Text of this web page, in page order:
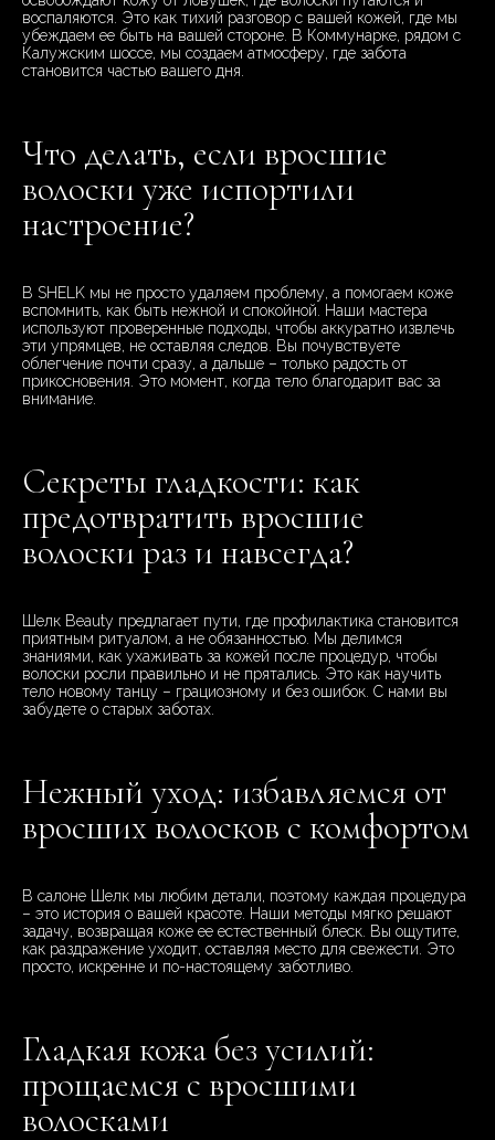
воспаляются. Это как тихий разговор с вашей кожей, где мы
убеждаем ее быть на вашей стороне. В Коммунарке, рядом с
Калужским шоссе, мы создаем атмосферу, где забота
становится частью вашего дня.
Что делать, если вросшие
волоски уже испортили
настроение?
В SHELK мы не просто удаляем проблему, а помогаем коже
вспомнить, как быть нежной и спокойной. Наши мастера
используют проверенные подходы, чтобы аккуратно извлечь
эти упрямцев, не оставляя следов. Вы почувствуете
облегчение почти сразу, а дальше – только радость от
прикосновения. Это момент, когда тело благодарит вас за
внимание.
Секреты гладкости: как
предотвратить вросшие
волоски раз и навсегда?
Шелк Beauty предлагает пути, где профилактика становится
приятным ритуалом, а не обязанностью. Мы делимся
знаниями, как ухаживать за кожей после процедур, чтобы
волоски росли правильно и не прятались. Это как научить
тело новому танцу – грациозному и без ошибок. С нами вы
забудете о старых заботах.
Нежный уход: избавляемся от
вросших волосков с комфортом
В салоне Шелк мы любим детали, поэтому каждая процедура
– это история о вашей красоте. Наши методы мягко решают
задачу, возвращая коже ее естественный блеск. Вы ощутите,
как раздражение уходит, оставляя место для свежести. Это
просто, искренне и по-настоящему заботливо.
Гладкая кожа без усилий:
прощаемся с вросшими
волосками